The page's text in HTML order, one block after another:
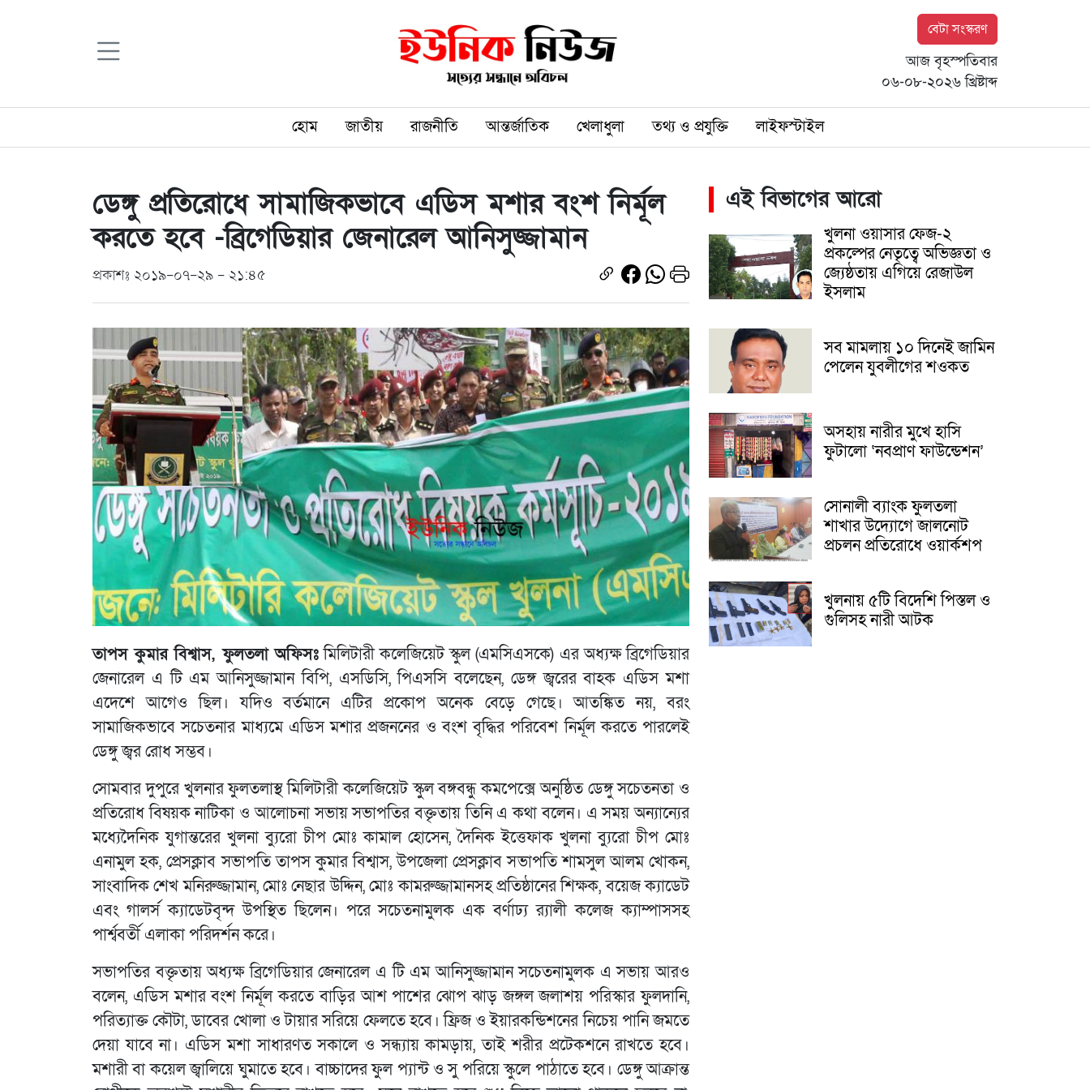
বেটা সংস্করণ
আজ বৃহস্পতিবার
০৬-০৮-২০২৬ খ্রিষ্টাব্দ
হোম জাতীয় রাজনীতি আন্তর্জাতিক খেলাধুলা তথ্য ও প্রযুক্তি লাইফস্টাইল
ডেঙ্গু প্রতিরোধে সামাজিকভাবে এডিস মশার বংশ নির্মূল
করতে হবে -ব্রিগেডিয়ার জেনারেল আনিসুজ্জামান
প্রকাশঃ ২০১৯-০৭-২৯ - ২১:৪৫
তাপস কুমার বিশ্বাস, ফুলতলা অফিসঃমিলিটারী কলেজিয়েট স্কুল (এমসিএসকে) এর অধ্যক্ষ ব্রিগেডিয়ার
জেনারেল এ টি এম আনিসুজ্জামান বিপি, এসডিসি, পিএসসি বলেছেন, ডেঙ্গ জ্বরের বাহক এডিস মশা
এদেশে আগেও ছিল। যদিও বর্তমানে এটির প্রকোপ অনেক বেড়ে গেছে। আতঙ্কিত নয়, বরং
সামাজিকভাবে সচেতনার মাধ্যমে এডিস মশার প্রজননের ও বংশ বৃদ্ধির পরিবেশ নির্মূল করতে পারলেই
ডেঙ্গু জ্বর রোধ সম্ভব।
সোমবার দুপুরে খুলনার ফুলতলাস্থ মিলিটারী কলেজিয়েট স্কুল বঙ্গবন্ধু কমপেক্সে অনুষ্ঠিত ডেঙ্গু সচেতনতা ও
প্রতিরোধ বিষয়ক নাটিকা ও আলোচনা সভায় সভাপতির বক্তৃতায় তিনি এ কথা বলেন। এ সময় অন্যান্যের
মধ্যেদৈনিক যুগান্তরের খুলনা ব্যুরো চীপ মোঃ কামাল হোসেন, দৈনিক ইত্তেফাক খুলনা ব্যুরো চীপ মোঃ
এনামুল হক, প্রেসক্লাব সভাপতি তাপস কুমার বিশ্বাস, উপজেলা প্রেসক্লাব সভাপতি শামসুল আলম খোকন,
সাংবাদিক শেখ মনিরুজ্জামান, মোঃ নেছার উদ্দিন, মোঃ কামরুজ্জামানসহ প্রতিষ্ঠানের শিক্ষক, বয়েজ ক্যাডেট
এবং গালর্স ক্যাডেটবৃন্দ উপস্থিত ছিলেন। পরে সচেতনামুলক এক বর্ণাঢ্য র‌্যালী কলেজ ক্যাম্পাসসহ
পার্শ্ববর্তী এলাকা পরিদর্শন করে।
সভাপতির বক্তৃতায় অধ্যক্ষ ব্রিগেডিয়ার জেনারেল এ টি এম আনিসুজ্জামান সচেতনামুলক এ সভায় আরও
বলেন, এডিস মশার বংশ নির্মূল করতে বাড়ির আশ পাশের ঝোপ ঝাড় জঙ্গল জলাশয় পরিস্কার ফুলদানি,
পরিত্যাক্ত কৌটা, ডাবের খোলা ও টায়ার সরিয়ে ফেলতে হবে। ফ্রিজ ও ইয়ারকন্ডিশনের নিচেয় পানি জমতে
দেয়া যাবে না। এডিস মশা সাধারণত সকালে ও সন্ধ্যায় কামড়ায়, তাই শরীর প্রটেকশনে রাখতে হবে।
মশারী বা কয়েল জ্বালিয়ে ঘুমাতে হবে। বাচ্চাদের ফুল প্যান্ট ও সু পরিয়ে স্কুলে পাঠাতে হবে। ডেঙ্গু আক্রান্ত
এই বিভাগের আরো
খুলনা ওয়াসার ফেজ-২
প্রকল্পের নেতৃত্বে অভিজ্ঞতা ও
জ্যেষ্ঠতায় এগিয়ে রেজাউল
ইসলাম
সব মামলায় ১০ দিনেই জামিন
পেলেন যুবলীগের শওকত
অসহায় নারীর মুখে হাসি
ফুটালো ‘নবপ্রাণ ফাউন্ডেশন’
সোনালী ব্যাংক ফুলতলা
শাখার উদ্যোগে জালনোট
প্রচলন প্রতিরোধে ওয়ার্কশপ
খুলনায় ৫টি বিদেশি পিস্তল ও
গুলিসহ নারী আটক